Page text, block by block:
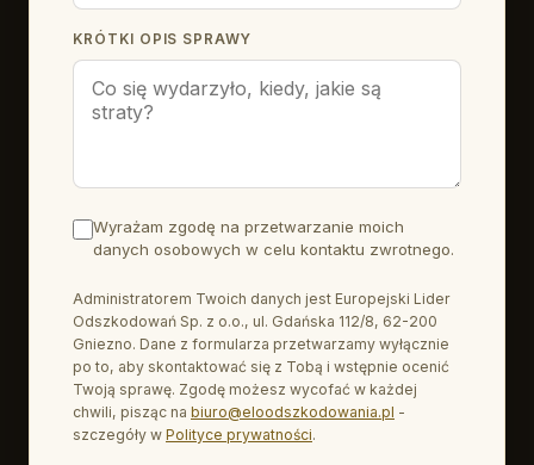
KRÓTKI OPIS SPRAWY
Wyrażam zgodę na przetwarzanie moich
danych osobowych w celu kontaktu zwrotnego.
Administratorem Twoich danych jest Europejski Lider
Odszkodowań Sp. z o.o., ul. Gdańska 112/8, 62-200
Gniezno. Dane z formularza przetwarzamy wyłącznie
po to, aby skontaktować się z Tobą i wstępnie ocenić
Twoją sprawę. Zgodę możesz wycofać w każdej
chwili, pisząc na biuro@eloodszkodowania.pl -
szczegóły w Polityce prywatności.